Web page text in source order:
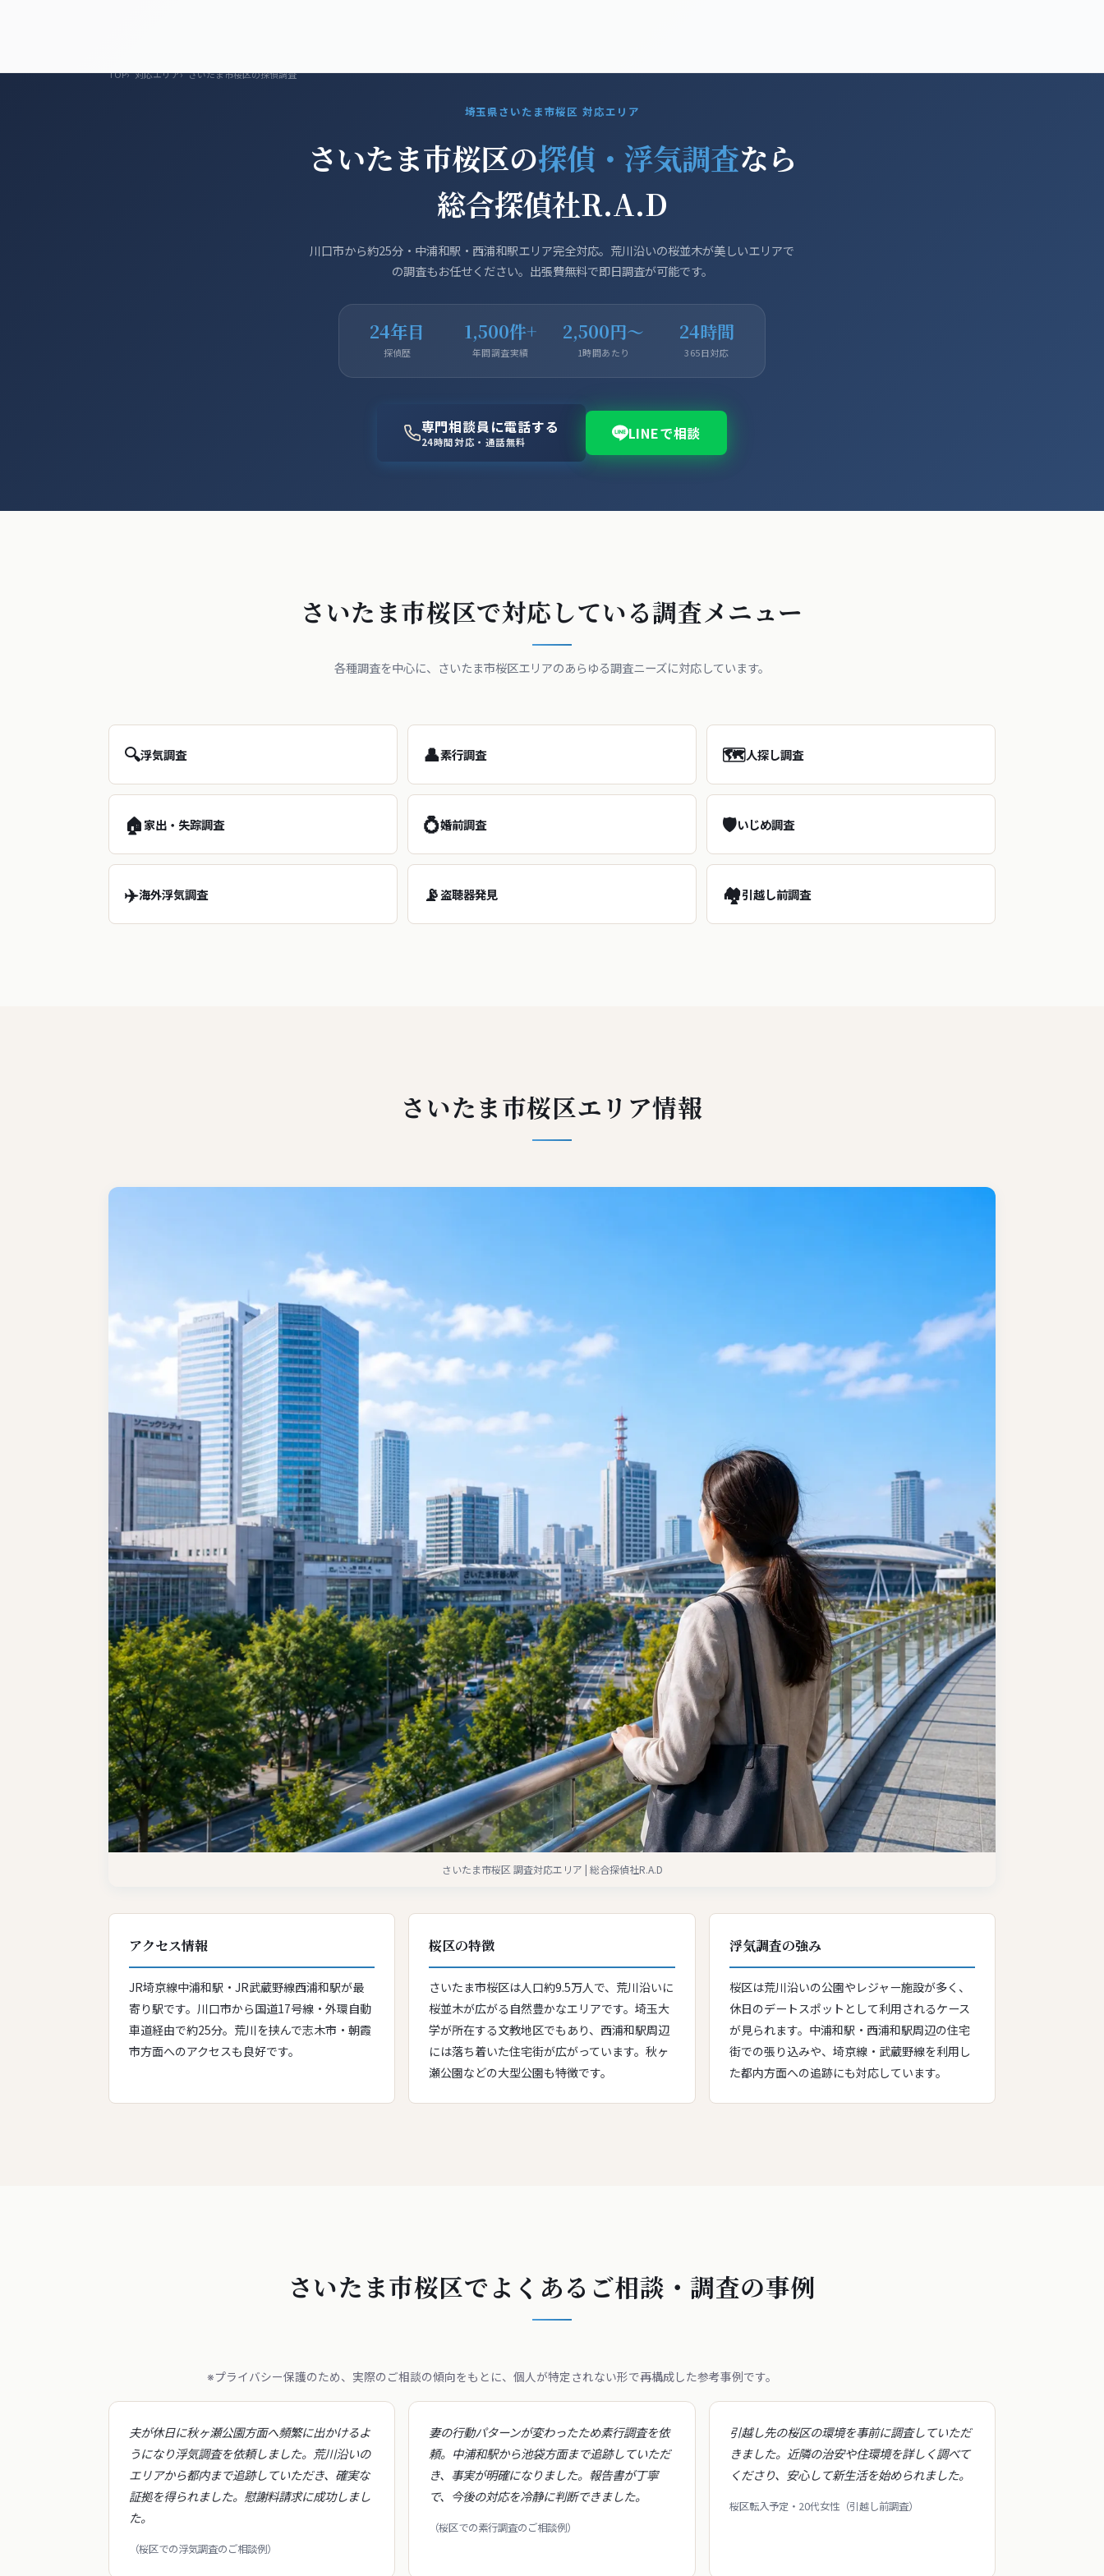
TOP 対応エリア さいたま市桜区の探偵調査
埼玉県さいたま市桜区 対応エリア
さいたま市桜区の探偵・浮気調査なら
総合探偵社R.A.D
川口市から約25分・中浦和駅・西浦和駅エリア完全対応。荒川沿いの桜並木が美しいエリアで
の調査もお任せください。出張費無料で即日調査が可能です。
24年目
探偵歴
1,500件+
年間調査実績
2,500円〜
1時間あたり
24時間
365日対応
専門相談員に電話する
24時間対応・通話無料 LINEで相談
さいたま市桜区で対応している調査メニュー
各種調査を中心に、さいたま市桜区エリアのあらゆる調査ニーズに対応しています。
🔍浮気調査 👤素行調査 🗺️人探し調査
🏠家出・失踪調査 💍婚前調査 🛡️いじめ調査
✈️海外浮気調査 📡盗聴器発見 🏘️引越し前調査
さいたま市桜区エリア情報
さいたま市桜区 調査対応エリア | 総合探偵社R.A.D
アクセス情報
JR埼京線中浦和駅・JR武蔵野線西浦和駅が最
寄り駅です。川口市から国道17号線・外環自動
車道経由で約25分。荒川を挟んで志木市・朝霞
市方面へのアクセスも良好です。
桜区の特徴
さいたま市桜区は人口約9.5万人で、荒川沿いに
桜並木が広がる自然豊かなエリアです。埼玉大
学が所在する文教地区でもあり、西浦和駅周辺
には落ち着いた住宅街が広がっています。秋ヶ
瀬公園などの大型公園も特徴です。
浮気調査の強み
桜区は荒川沿いの公園やレジャー施設が多く、
休日のデートスポットとして利用されるケース
が見られます。中浦和駅・西浦和駅周辺の住宅
街での張り込みや、埼京線・武蔵野線を利用し
た都内方面への追跡にも対応しています。
さいたま市桜区でよくあるご相談・調査の事例
※プライバシー保護のため、実際のご相談の傾向をもとに、個人が特定されない形で再構成した参考事例です。
夫が休日に秋ヶ瀬公園方面へ頻繁に出かけるよ
うになり浮気調査を依頼しました。荒川沿いの
エリアから都内まで追跡していただき、確実な
証拠を得られました。慰謝料請求に成功しまし
た。
（桜区での浮気調査のご相談例）
妻の行動パターンが変わったため素行調査を依
頼。中浦和駅から池袋方面まで追跡していただ
き、事実が明確になりました。報告書が丁寧
で、今後の対応を冷静に判断できました。
（桜区での素行調査のご相談例）
引越し先の桜区の環境を事前に調査していただ
きました。近隣の治安や住環境を詳しく調べて
くださり、安心して新生活を始められました。
桜区転入予定・20代女性（引越し前調査）